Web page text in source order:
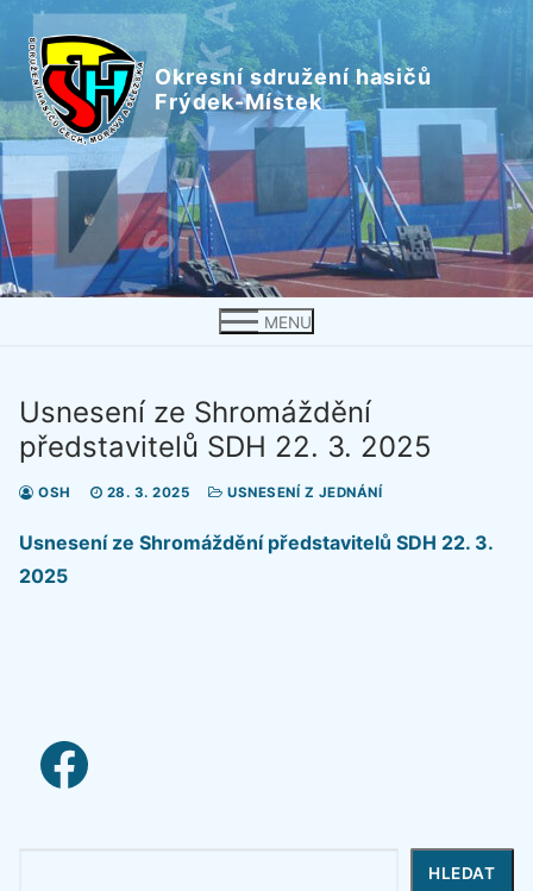
Přeskočit
obsah
Okresní sdružení hasičů
Frýdek-Místek
MENU
Usnesení ze Shromáždění
představitelů SDH 22. 3. 2025
OSH 28. 3. 2025 USNESENÍ Z JEDNÁNÍ
Usnesení ze Shromáždění představitelů SDH 22. 3.
2025
facebook link
HLEDAT